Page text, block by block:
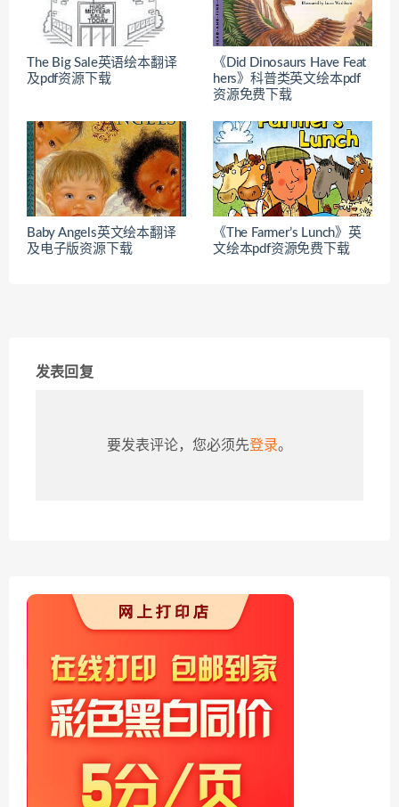
The Big Sale英语绘本翻译
及pdf资源下载
《Did Dinosaurs Have Feat
hers》科普类英文绘本pdf
资源免费下载
Baby Angels英文绘本翻译
及电子版资源下载
《The Farmer’s Lunch》英
文绘本pdf资源免费下载
发表回复
要发表评论，您必须先登录。